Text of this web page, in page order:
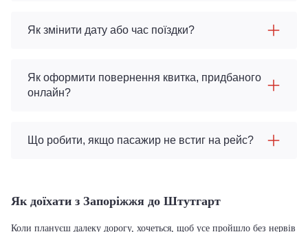
Як змінити дату або час поїздки?
Як оформити повернення квитка, придбаного
онлайн?
Що робити, якщо пасажир не встиг на рейс?
Як доїхати з Запоріжжя до Штутгарт
Коли плануєш далеку дорогу, хочеться, щоб усе пройшло без нервів